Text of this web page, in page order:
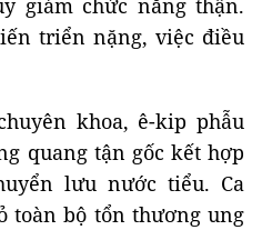
triển nặng, việc điều
khoa, ê-kip phẫu
quang tận gốc kết hợp
lưu nước tiểu. Ca
toàn bộ tổn thương ung